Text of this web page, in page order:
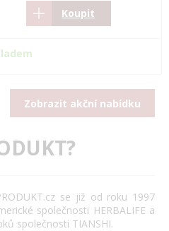
Koupit
Zobrazit akční nabídku
se již od roku 1997
společnosti HERBALIFE a
společnosti TIANSHI.